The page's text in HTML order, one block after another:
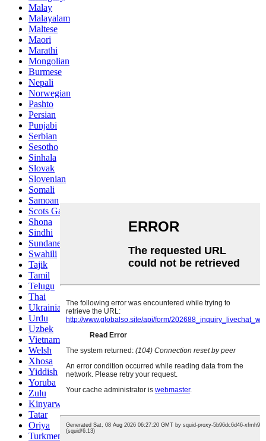
Malay
Malayalam
Maltese
Maori
Marathi
Mongolian
Burmese
Nepali
Norwegian
Pashto
Persian
Punjabi
Serbian
Sesotho
Sinhala
Slovak
Slovenian
Somali
Samoan
Scots Gaelic
Shona
Sindhi
Sundanese
Swahili
Tajik
Tamil
Telugu
Thai
Ukrainian
Urdu
Uzbek
Vietnamese
Welsh
Xhosa
Yiddish
Yoruba
Zulu
Kinyarwanda
Tatar
Oriya
Turkmen